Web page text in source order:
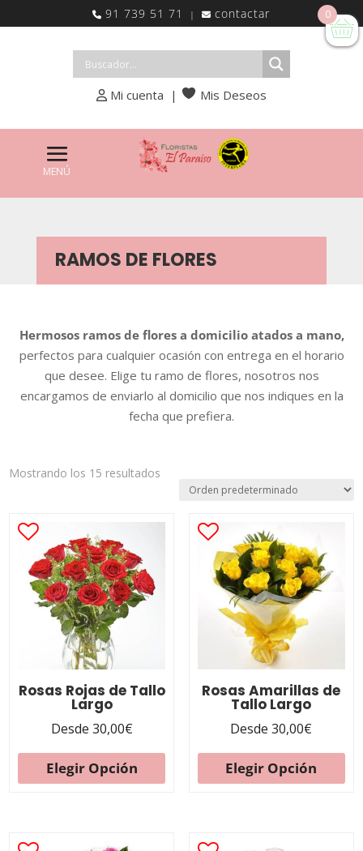
91 739 51 71 | contactar
Mi cuenta | Mis Deseos
RAMOS DE FLORES
Hermosos ramos de flores a domicilio atados a mano,
perfectos para cualquier ocasión con entrega en el horario
que desee. Elige tu ramo de flores, nosotros nos
encargamos de enviarlo al domicilio que nos indiques en la
fecha que prefiera.
Mostrando los 15 resultados
Rosas Rojas de Tallo
Largo
Desde 30,00€
Elegir Opción
Rosas Amarillas de
Tallo Largo
Desde30,00€
Elegir Opción
0